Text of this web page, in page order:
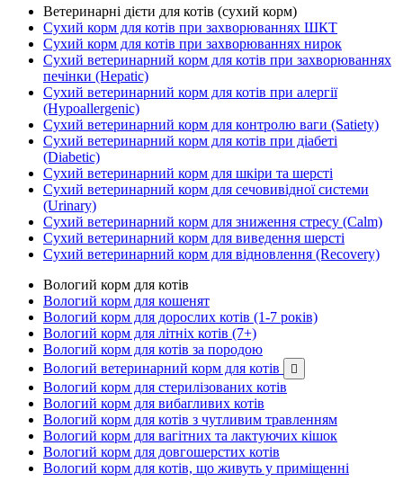
Ветеринарні дієти для котів (сухий корм)
Сухий корм для котів при захворюваннях ШКТ
Сухий корм для котів при захворюваннях нирок
Сухий ветеринарний корм для котів при захворюваннях
печінки (Hepatic)
Сухий ветеринарний корм для котів при алергії
(Hypoallergenic)
Сухий ветеринарний корм для контролю ваги (Satiety)
Сухий ветеринарний корм для котів при діабеті
(Diabetic)
Сухий ветеринарний корм для шкіри та шерсті
Сухий ветеринарний корм для сечовивідної системи
(Urinary)
Сухий ветеринарний корм для зниження стресу (Calm)
Сухий ветеринарний корм для виведення шерсті
Сухий ветеринарний корм для відновлення (Recovery)
Вологий корм для котів
Вологий корм для кошенят
Вологий корм для дорослих котів (1-7 років)
Вологий корм для літніх котів (7+)
Вологий корм для котів за породою
Вологий ветеринарний корм для котів

Вологий корм для стерилізованих котів
Вологий корм для вибагливих котів
Вологий корм для котів з чутливим травленням
Вологий корм для вагітних та лактуючих кішок
Вологий корм для довгошерстих котів
Вологий корм для котів, що живуть у приміщенні